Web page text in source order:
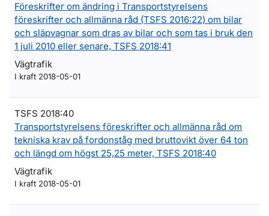
Föreskrifter om ändring i Transportstyrelsens
föreskrifter och allmänna råd (TSFS 2016:22) om bilar
och släpvagnar som dras av bilar och som tas i bruk den
1 juli 2010 eller senare, TSFS 2018:41
Vägtrafik
I kraft 2018-05-01
TSFS 2018:40
Transportstyrelsens föreskrifter och allmänna råd om
tekniska krav på fordonståg med bruttovikt över 64 ton
och längd om högst 25,25 meter, TSFS 2018:40
Vägtrafik
I kraft 2018-05-01